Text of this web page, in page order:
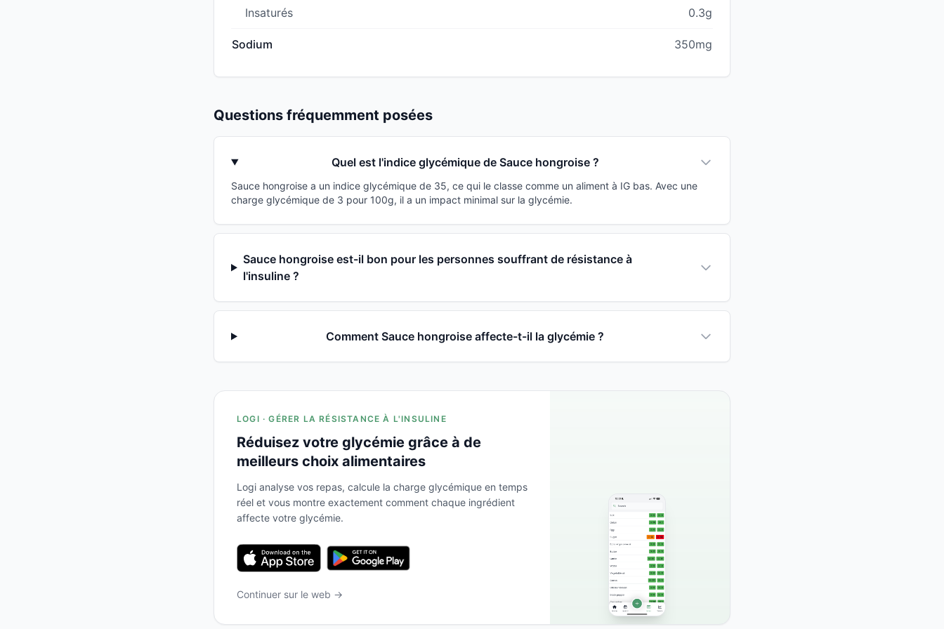
Insaturés 0.3g
Sodium 350mg
Questions fréquemment posées
Quel est l'indice glycémique de Sauce hongroise ?
Sauce hongroise a un indice glycémique de 35, ce qui le classe comme un aliment à IG bas. Avec une
charge glycémique de 3 pour 100g, il a un impact minimal sur la glycémie.
Sauce hongroise est-il bon pour les personnes souffrant de résistance à
l'insuline ?
Comment Sauce hongroise affecte-t-il la glycémie ?
LOGI · GÉRER LA RÉSISTANCE À L'INSULINE
Réduisez votre glycémie grâce à de
meilleurs choix alimentaires
Logi analyse vos repas, calcule la charge glycémique en temps
réel et vous montre exactement comment chaque ingrédient
affecte votre glycémie.
Continuer sur le web →